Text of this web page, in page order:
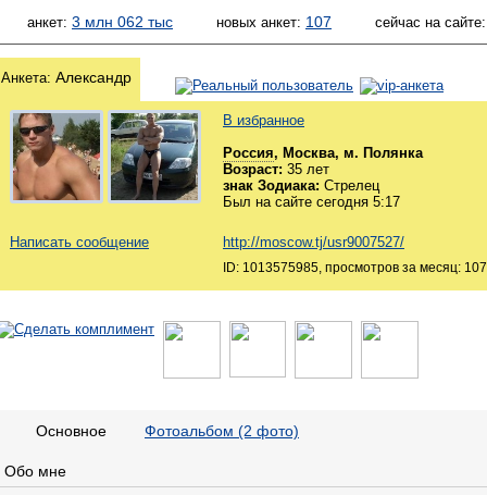
анкет: 3 млн 062 тыс новых анкет: 107 сейчас на сайте:
Анкета: Александр
В избранное
Россия, Москва, м. Полянка
Возраст: 35 лет
знак Зодиака: Стрелец
Был на сайте сегодня 5:17
Написать сообщение http://moscow.tj/usr9007527/
ID: 1013575985, просмотров за месяц: 107
Основное Фотоальбом (2 фото)
Обо мне